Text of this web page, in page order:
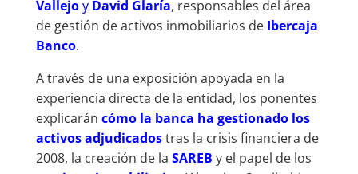
Vallejoy David Glaría, responsables del área
de gestión de activos inmobiliarios de Ibercaja
Banco.
A través de una exposición apoyada en la
experiencia directa de la entidad, los ponentes
explicarán cómo la banca ha gestionado los
activos adjudicadostras la crisis financiera de
2008, la creación de la SAREB y el papel de los